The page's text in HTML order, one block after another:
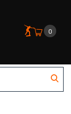
0